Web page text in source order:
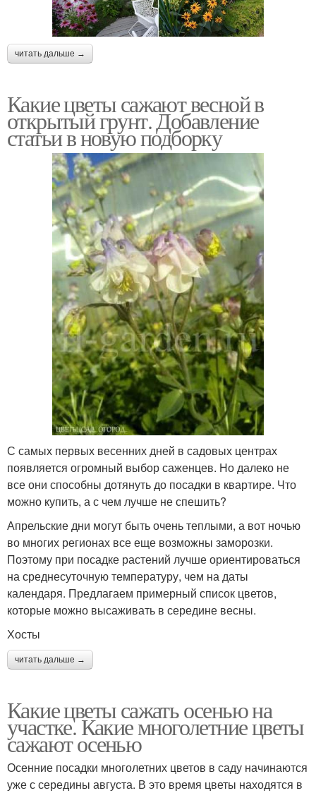
читать дальше →
Какие цветы сажают весной в
открытый грунт. Добавление
статьи в новую подборку
С самых первых весенних дней в садовых центрах
появляется огромный выбор саженцев. Но далеко не
все они способны дотянуть до посадки в квартире. Что
можно купить, а с чем лучше не спешить?
Апрельские дни могут быть очень теплыми, а вот ночью
во многих регионах все еще возможны заморозки.
Поэтому при посадке растений лучше ориентироваться
на среднесуточную температуру, чем на даты
календаря. Предлагаем примерный список цветов,
которые можно высаживать в середине весны.
Хосты
читать дальше →
Какие цветы сажать осенью на
участке. Какие многолетние цветы
сажают осенью
Осенние посадки многолетних цветов в саду начинаются
уже с середины августа. В это время цветы находятся в